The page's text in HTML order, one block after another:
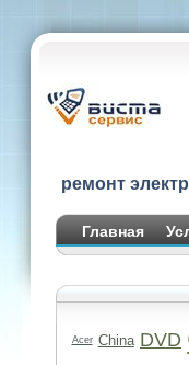
ремонт
Главная
Acer China DVD